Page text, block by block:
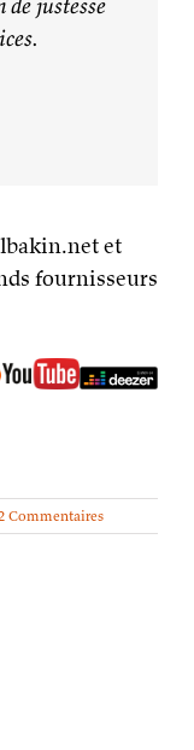
et
fournisseurs
Commentaires